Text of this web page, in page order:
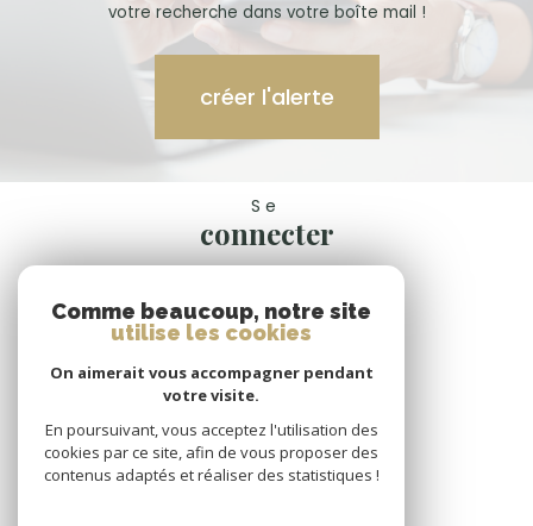
votre recherche dans votre boîte mail !
créer l'alerte
Se
connecter
Nous
Nous
adhérons
Comme beaucoup, notre site
utilise les cookies
On aimerait vous accompagner pendant
votre visite.
En poursuivant, vous acceptez l'utilisation des
cookies par ce site, afin de vous proposer des
contenus adaptés et réaliser des statistiques !